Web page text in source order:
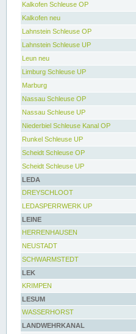
Kalkofen Schleuse OP
Kalkofen neu
Lahnstein Schleuse OP
Lahnstein Schleuse UP
Leun neu
Limburg Schleuse UP
Marburg
Nassau Schleuse OP
Nassau Schleuse UP
Niederbiel Schleuse Kanal OP
Runkel Schleuse UP
Scheidt Schleuse OP
Scheidt Schleuse UP
LEDA
DREYSCHLOOT
LEDASPERRWERK UP
LEINE
HERRENHAUSEN
NEUSTADT
SCHWARMSTEDT
LEK
KRIMPEN
LESUM
WASSERHORST
LANDWEHRKANAL